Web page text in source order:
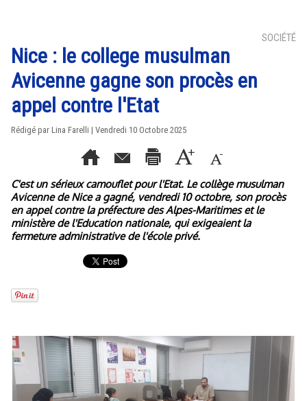
SOCIÉTÉ
Nice : le college musulman
Avicenne gagne son procès en
appel contre l'Etat
Rédigé par Lina Farelli | Vendredi 10 Octobre 2025
C'est un sérieux camouflet pour l'Etat. Le collège musulman
Avicenne de Nice a gagné, vendredi 10 octobre, son procès
en appel contre la préfecture des Alpes-Maritimes et le
ministère de l'Education nationale, qui exigeaient la
fermeture administrative de l'école privé.